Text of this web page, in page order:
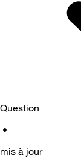
Question
•
mis à jour